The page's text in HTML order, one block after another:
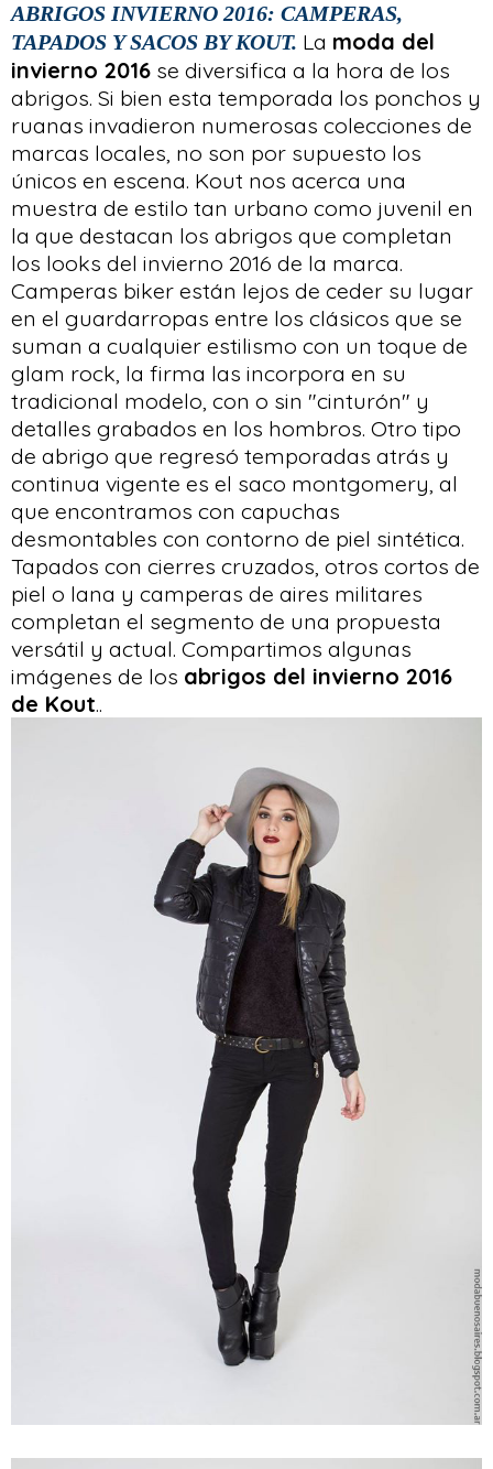
ABRIGOS INVIERNO 2016: CAMPERAS,
TAPADOS Y SACOS BY KOUT. La moda del
invierno 2016 se diversifica a la hora de los
abrigos. Si bien esta temporada los ponchos y
ruanas invadieron numerosas colecciones de
marcas locales, no son por supuesto los
únicos en escena. Kout nos acerca una
muestra de estilo tan urbano como juvenil en
la que destacan los abrigos que completan
los looks del invierno 2016 de la marca.
Camperas biker están lejos de ceder su lugar
en el guardarropas entre los clásicos que se
suman a cualquier estilismo con un toque de
glam rock, la firma las incorpora en su
tradicional modelo, con o sin "cinturón" y
detalles grabados en los hombros. Otro tipo
de abrigo que regresó temporadas atrás y
continua vigente es el saco montgomery, al
que encontramos con capuchas
desmontables con contorno de piel sintética.
Tapados con cierres cruzados, otros cortos de
piel o lana y camperas de aires militares
completan el segmento de una propuesta
versátil y actual. Compartimos algunas
imágenes de los abrigos del invierno 2016
de Kout..